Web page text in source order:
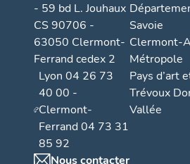
- 59 bd L. Jouhaux
CS 90706 -
63050 Clermont-
Ferrand cedex 2
Lyon 04 26 73
40 00 -
Clermont-
Ferrand 04 73 31
85 92
Nous contacter
Savoie
Clermont-
Métropole
Pays d’art
Trévoux
Vallée